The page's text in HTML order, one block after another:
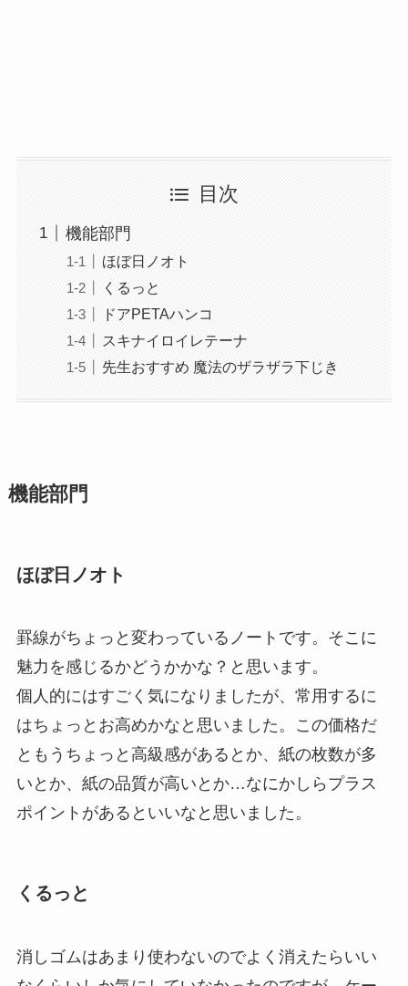
目次
機能部門
ほぼ日ノオト
くるっと
ドアPETAハンコ
スキナイロイレテーナ
先生おすすめ 魔法のザラザラ下じき
機能部門
ほぼ日ノオト
罫線がちょっと変わっているノートです。そこに
魅力を感じるかどうかかな？と思います。
個人的にはすごく気になりましたが、常用するに
はちょっとお高めかなと思いました。この価格だ
ともうちょっと高級感があるとか、紙の枚数が多
いとか、紙の品質が高いとか…なにかしらプラス
ポイントがあるといいなと思いました。
くるっと
消しゴムはあまり使わないのでよく消えたらいい